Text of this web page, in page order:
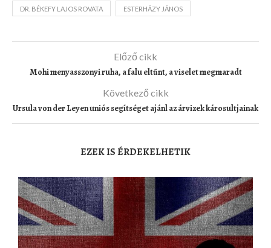
DR. BÉKEFY LAJOS ROVATA ESTERHÁZY JÁNOS
Előző cikk
Mohi menyasszonyi ruha, a falu eltűnt, a viselet megmaradt
Következő cikk
Ursula von der Leyen uniós segítséget ajánl az árvizek károsultjainak
EZEK IS ÉRDEKELHETIK